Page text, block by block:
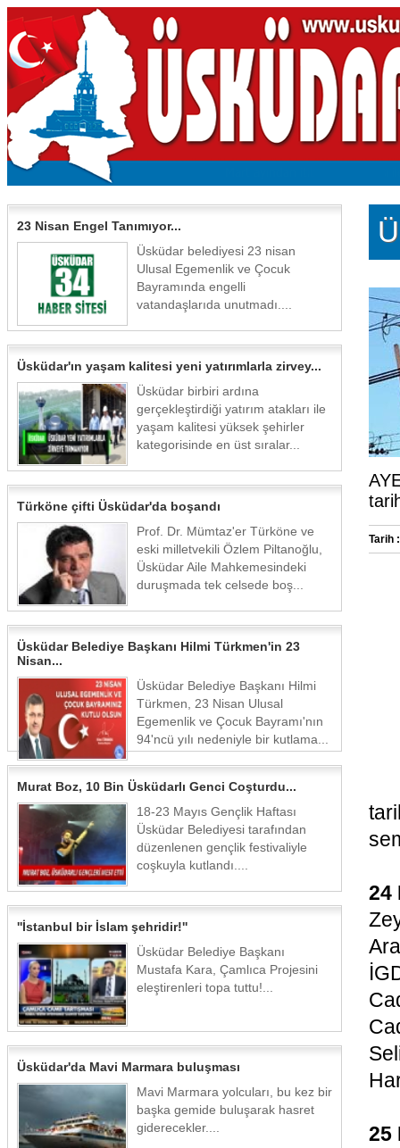
23 Nisan Engel Tanımıyor...
Üsküdar belediyesi 23 nisan
Ulusal Egemenlik ve Çocuk
Bayramında engelli
vatandaşlarıda unutmadı....
Üsküdar'ın yaşam kalitesi yeni yatırımlarla zirvey...
Üsküdar birbiri ardına
gerçekleştirdiği yatırım atakları ile
yaşam kalitesi yüksek şehirler
kategorisinde en üst sıralar...
Türköne çifti Üsküdar'da boşandı
Prof. Dr. Mümtaz'er Türköne ve
eski milletvekili Özlem Piltanoğlu,
Üsküdar Aile Mahkemesindeki
duruşmada tek celsede boş...
Üsküdar Belediye Başkanı Hilmi Türkmen'in 23
Nisan...
Üsküdar Belediye Başkanı Hilmi
Türkmen, 23 Nisan Ulusal
Egemenlik ve Çocuk Bayramı'nın
94'ncü yılı nedeniyle bir kutlama...
Murat Boz, 10 Bin Üsküdarlı Genci Coşturdu...
18-23 Mayıs Gençlik Haftası
Üsküdar Belediyesi tarafından
düzenlenen gençlik festivaliyle
coşkuyla kutlandı....
''İstanbul bir İslam şehridir!''
Üsküdar Belediye Başkanı
Mustafa Kara, Çamlıca Projesini
eleştirenleri topa tuttu!...
Üsküdar'da Mavi Marmara buluşması
Mavi Marmara yolcuları, bu kez bir
başka gemide buluşarak hasret
giderecekler....
Tarih :
24
25